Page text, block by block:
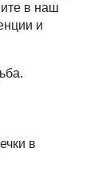
в наш
и
в